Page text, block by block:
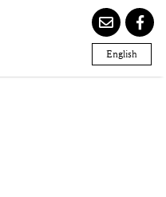
English